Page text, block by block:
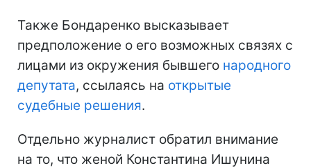
Также Бондаренко высказывает
предположение о его возможных связях с
лицами из окружения бывшего народного
депутата, ссылаясь на открытые
судебные решения.
Отдельно журналист обратил внимание
на то, что женой Константина Ишунина